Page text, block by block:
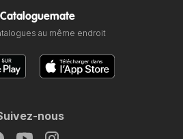
Cataloguemate
au même endroit
nous